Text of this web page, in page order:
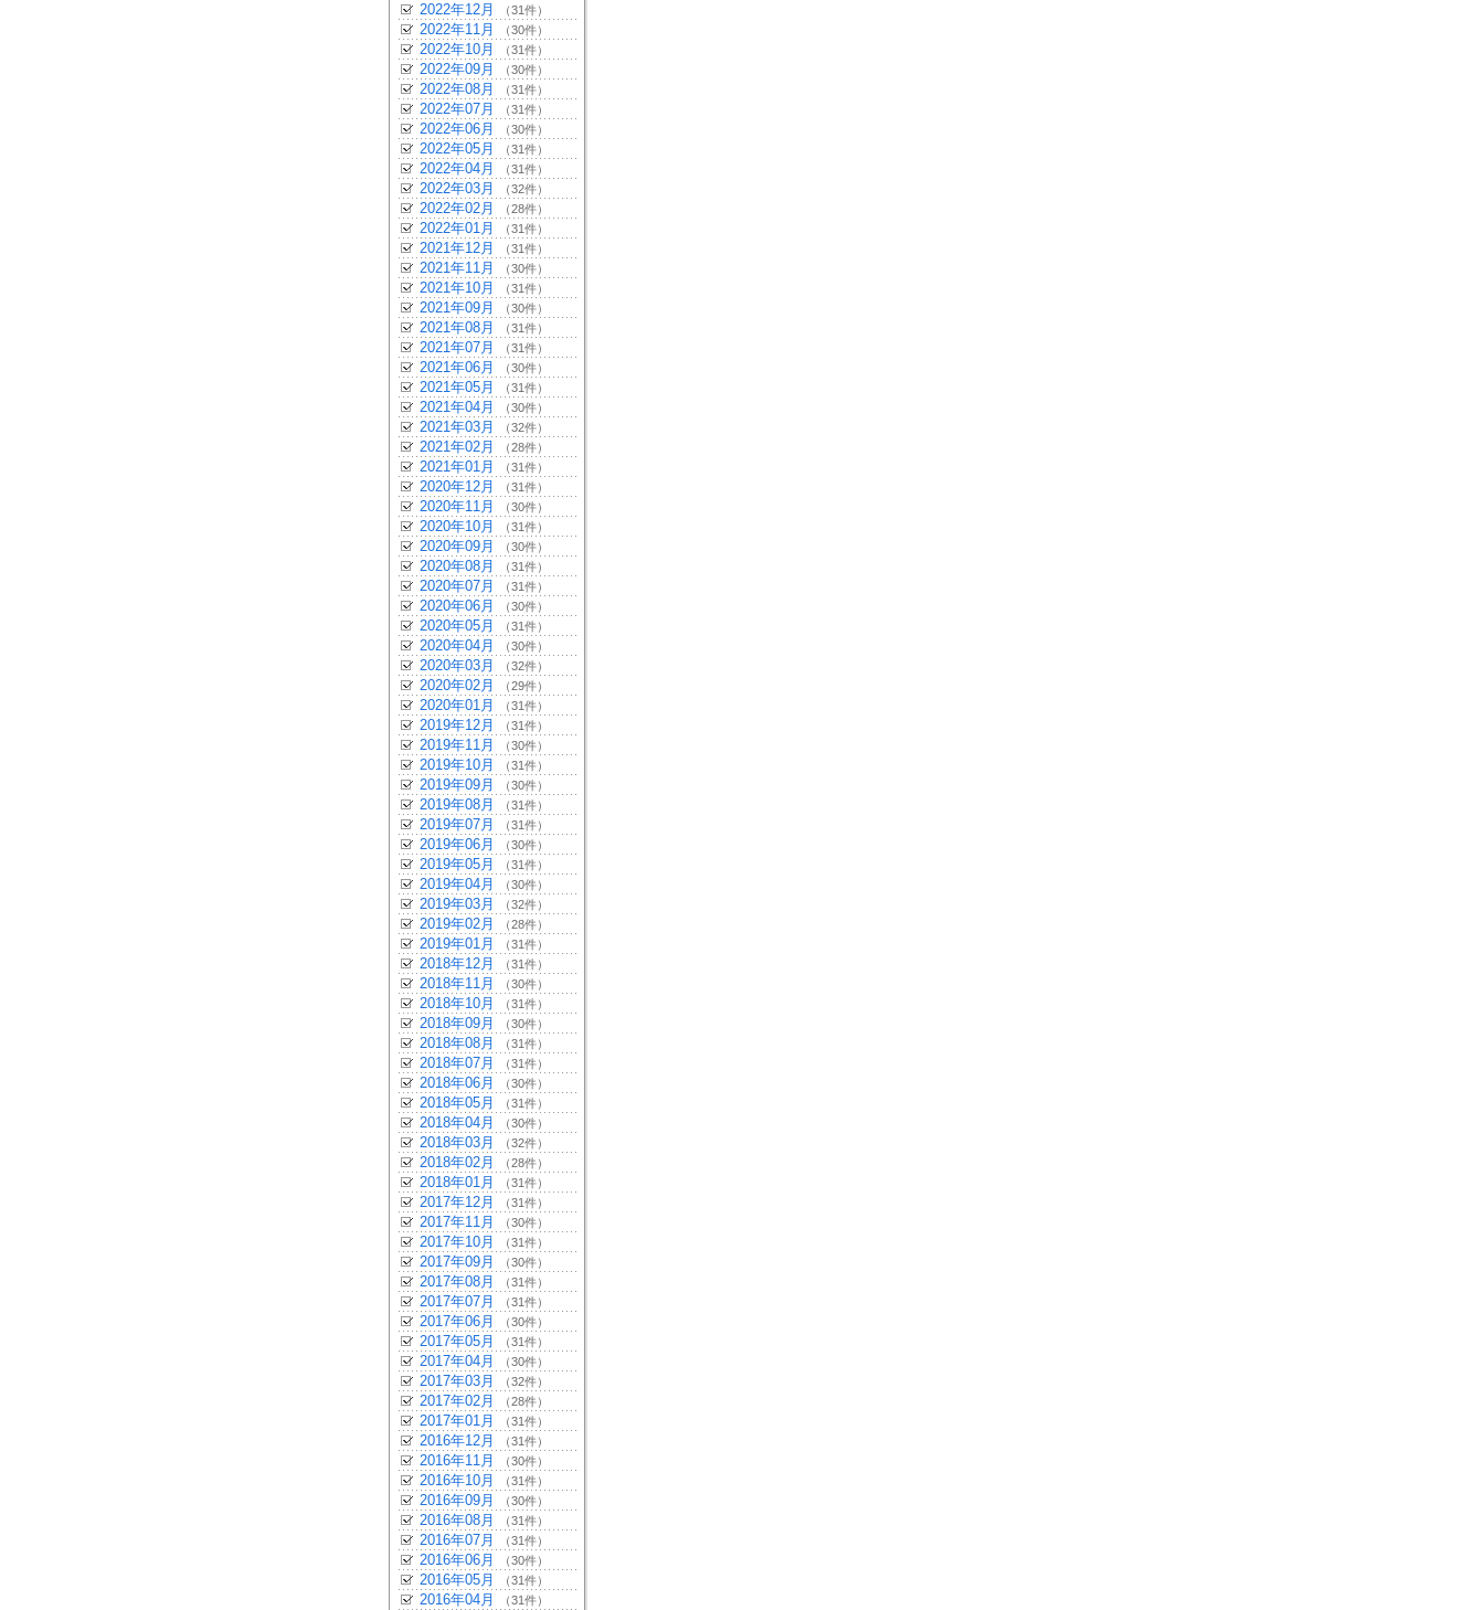
2022年12月 （31件）
2022年11月 （30件）
2022年10月 （31件）
2022年09月 （30件）
2022年08月 （31件）
2022年07月 （31件）
2022年06月 （30件）
2022年05月 （31件）
2022年04月 （31件）
2022年03月 （32件）
2022年02月 （28件）
2022年01月 （31件）
2021年12月 （31件）
2021年11月 （30件）
2021年10月 （31件）
2021年09月 （30件）
2021年08月 （31件）
2021年07月 （31件）
2021年06月 （30件）
2021年05月 （31件）
2021年04月 （30件）
2021年03月 （32件）
2021年02月 （28件）
2021年01月 （31件）
2020年12月 （31件）
2020年11月 （30件）
2020年10月 （31件）
2020年09月 （30件）
2020年08月 （31件）
2020年07月 （31件）
2020年06月 （30件）
2020年05月 （31件）
2020年04月 （30件）
2020年03月 （32件）
2020年02月 （29件）
2020年01月 （31件）
2019年12月 （31件）
2019年11月 （30件）
2019年10月 （31件）
2019年09月 （30件）
2019年08月 （31件）
2019年07月 （31件）
2019年06月 （30件）
2019年05月 （31件）
2019年04月 （30件）
2019年03月 （32件）
2019年02月 （28件）
2019年01月 （31件）
2018年12月 （31件）
2018年11月 （30件）
2018年10月 （31件）
2018年09月 （30件）
2018年08月 （31件）
2018年07月 （31件）
2018年06月 （30件）
2018年05月 （31件）
2018年04月 （30件）
2018年03月 （32件）
2018年02月 （28件）
2018年01月 （31件）
2017年12月 （31件）
2017年11月 （30件）
2017年10月 （31件）
2017年09月 （30件）
2017年08月 （31件）
2017年07月 （31件）
2017年06月 （30件）
2017年05月 （31件）
2017年04月 （30件）
2017年03月 （32件）
2017年02月 （28件）
2017年01月 （31件）
2016年12月 （31件）
2016年11月 （30件）
2016年10月 （31件）
2016年09月 （30件）
2016年08月 （31件）
2016年07月 （31件）
2016年06月 （30件）
2016年05月 （31件）
2016年04月 （31件）